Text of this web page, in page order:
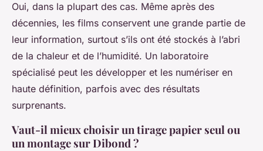
Oui, dans la plupart des cas. Même après des
décennies, les films conservent une grande partie de
leur information, surtout s’ils ont été stockés à l’abri
de la chaleur et de l’humidité. Un laboratoire
spécialisé peut les développer et les numériser en
haute définition, parfois avec des résultats
surprenants.
Vaut-il mieux choisir un tirage papier seul ou
un montage sur Dibond ?